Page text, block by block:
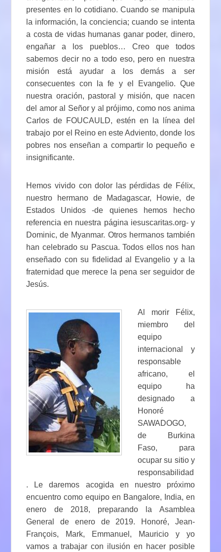
presentes en lo cotidiano. Cuando se manipula
la información, la conciencia; cuando se intenta
a costa de vidas humanas ganar poder, dinero,
engañar a los pueblos… Creo que todos
sabemos decir no a todo eso, pero en nuestra
misión está ayudar a los demás a ser
consecuentes con la fe y el Evangelio. Que
nuestra oración, pastoral y misión, que nacen
del amor al Señor y al prójimo, como nos anima
Carlos de FOUCAULD, estén en la línea del
trabajo por el Reino en este Adviento, donde los
pobres nos enseñan a compartir lo pequeño e
insignificante.
Hemos vivido con dolor las pérdidas de Félix,
nuestro hermano de Madagascar, Howie, de
Estados Unidos -de quienes hemos hecho
referencia en nuestra página iesuscaritas.org- y
Dominic, de Myanmar. Otros hermanos también
han celebrado su Pascua. Todos ellos nos han
enseñado con su fidelidad al Evangelio y a la
fraternidad que merece la pena ser seguidor de
Jesús.
Al morir Félix,
miembro del
equipo
internacional y
responsable
africano, el
equipo ha
designado a
Honoré
SAWADOGO,
de Burkina
Faso, para
ocupar su sitio y
responsabilidad
. Le daremos acogida en nuestro próximo
encuentro como equipo en Bangalore, India, en
enero de 2018, preparando la Asamblea
General de enero de 2019. Honoré, Jean-
François, Mark, Emmanuel, Mauricio y yo
vamos a trabajar con ilusión en hacer posible